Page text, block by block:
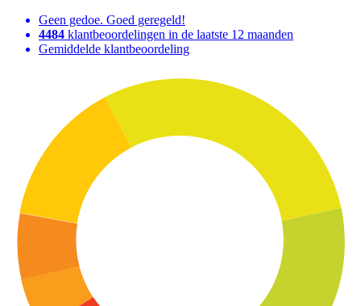
Geen gedoe. Goed geregeld!
4484 klantbeoordelingen in de laatste 12 maanden
Gemiddelde klantbeoordeling